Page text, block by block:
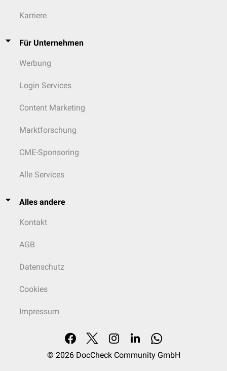
Karriere
Für Unternehmen
Werbung
Login Services
Content Marketing
Marktforschung
CME-Sponsoring
Alle Services
Alles andere
Kontakt
AGB
Datenschutz
Cookies
Impressum
© 2026 DocCheck Community GmbH